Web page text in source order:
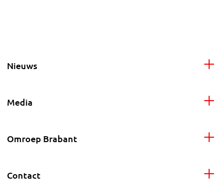
Nieuws
Media
Omroep Brabant
Contact